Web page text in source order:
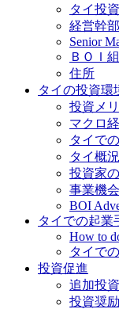
タイ投
経営幹部
Senior
ＢＯＩ
住所
タイの投資環
投資メ
マクロ
タイで
タイ概況
投資家
事業機会
BOI
タイでの起業
How to
タイで
投資促進
追加投
投資奨